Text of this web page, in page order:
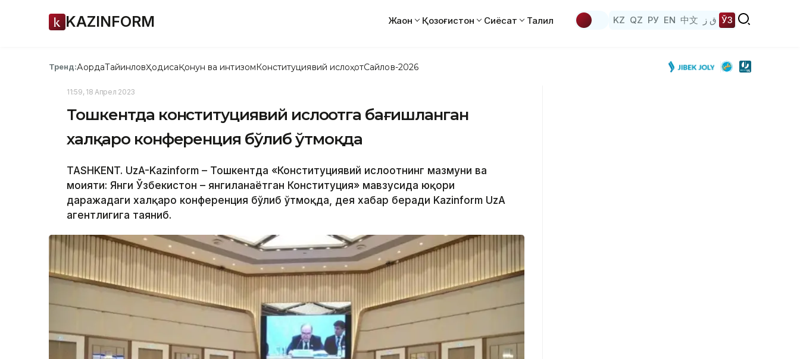
KAZINFORM Жаҳон Қозоғистон Сиёсат Таҳлил KZ QZ РУ EN 中文 ق ز ЎЗ
Тренд:АқордаТайинловҲодисаҚонун ва интизомКонституциявий ислоҳотСайлов-2026
11:59, 18 Апрел 2023
Тошкентда конституциявий ислоҳотга бағишланган
халқаро конференция бўлиб ўтмоқда
TASHKENT. UzA-Kazinform – Тошкентда «Конституциявий ислоҳотнинг мазмуни ва
моҳияти: Янги Ўзбекистон – янгиланаётган Конституция» мавзусида юқори
даражадаги халқаро конференция бўлиб ўтмоқда, дея хабар беради Kazinform UzA
агентлигига таяниб.